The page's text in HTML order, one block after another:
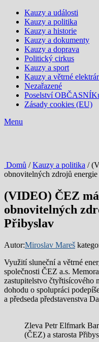
Kauzy a události
Kauzy a politika
Kauzy a historie
Kauzy a dokumenty
Kauzy a doprava
Politický cirkus
Kauzy a sport
Kauzy a větrné
Nezařazené
Poselství
Zásady cookies (EU)
Menu
Domů /Kauzy a politika /
obnovitelných zdrojů
(VIDEO) ČEZ
obnovitelných
Přibyslav
Autor:Miroslav Mareš
Využití sluneční a větrné
společnosti ČEZ a.s.
zastupitelstvo čtyřtisícového
dohodu o spolupráci
a předseda představenstva
Zleva Petr Elfmark
(ČEZ) a starosta